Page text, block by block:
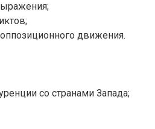
движения.
со странами Запада;